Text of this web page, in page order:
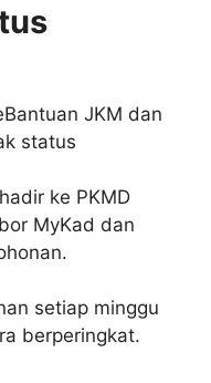
JKM dan
status
ke PKMD
MyKad dan
setiap minggu
berperingkat.